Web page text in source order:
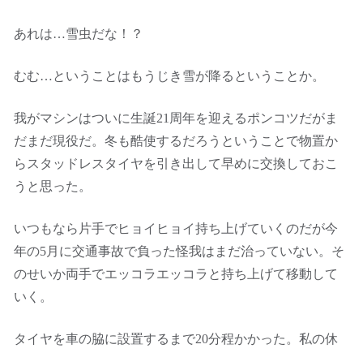
あれは…雪虫だな！？
むむ…ということはもうじき雪が降るということか。
我がマシンはついに生誕21周年を迎えるポンコツだがま
だまだ現役だ。冬も酷使するだろうということで物置か
らスタッドレスタイヤを引き出して早めに交換しておこ
うと思った。
いつもなら片手でヒョイヒョイ持ち上げていくのだが今
年の5月に交通事故で負った怪我はまだ治っていない。そ
のせいか両手でエッコラエッコラと持ち上げて移動して
いく。
タイヤを車の脇に設置するまで20分程かかった。私の休